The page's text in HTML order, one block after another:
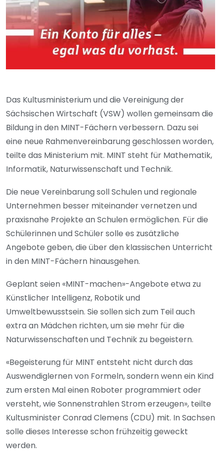
Das Kultusministerium und die Vereinigung der
Sächsischen Wirtschaft (VSW) wollen gemeinsam die
Bildung in den MINT-Fächern verbessern. Dazu sei
eine neue Rahmenvereinbarung geschlossen worden,
teilte das Ministerium mit. MINT steht für Mathematik,
Informatik, Naturwissenschaft und Technik.
Die neue Vereinbarung soll Schulen und regionale
Unternehmen besser miteinander vernetzen und
praxisnahe Projekte an Schulen ermöglichen. Für die
Schülerinnen und Schüler solle es zusätzliche
Angebote geben, die über den klassischen Unterricht
in den MINT-Fächern hinausgehen.
Geplant seien «MINT-machen»-Angebote etwa zu
Künstlicher Intelligenz, Robotik und
Umweltbewusstsein. Sie sollen sich zum Teil auch
extra an Mädchen richten, um sie mehr für die
Naturwissenschaften und Technik zu begeistern.
«Begeisterung für MINT entsteht nicht durch das
Auswendiglernen von Formeln, sondern wenn ein Kind
zum ersten Mal einen Roboter programmiert oder
versteht, wie Sonnenstrahlen Strom erzeugen», teilte
Kultusminister Conrad Clemens (CDU) mit. In Sachsen
solle dieses Interesse schon frühzeitig geweckt
werden.